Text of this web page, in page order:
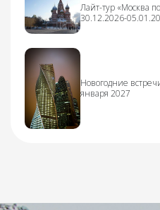
Лайт-тур «Москва
30.12.2026-
Новогодние
января 2027